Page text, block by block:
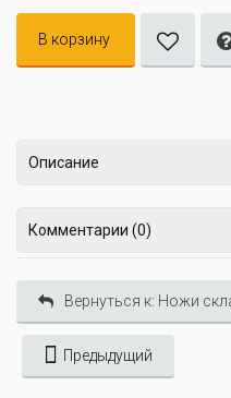
В корзину
Описание
Комментарии (0)
Вернуться к: Ножи
Предыдущий